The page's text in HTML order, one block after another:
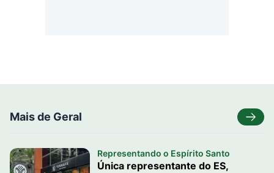
Mais de Geral
Representando o Espírito Santo
Única representante do ES,